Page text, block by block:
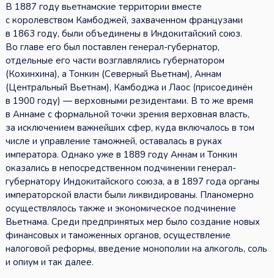
В 1887 году вьетнамские территории вместе
с королевством Камбоджей, захваченном французами
в 1863 году, были объединены в Индокитайский союз.
Во главе его был поставлен генерал-губернатор,
отдельные его части возглавлялись губернатором
(Кохинхина), а Тонкин (Северный Вьетнам), Аннам
(Центральный Вьетнам), Камбоджа и Лаос (присоединён
в 1900 году) — верховными резидентами. В то же время
в Аннаме с формальной точки зрения верховная власть,
за исключением важнейших сфер, куда включалось в том
числе и управление таможней, оставалась в руках
императора. Однако уже в 1889 году Аннам и Тонкин
оказались в непосредственном подчинении генерал-
губернатору Индокитайского союза, а в 1897 года органы
императорской власти были ликвидированы. Планомерно
осуществлялось также и экономическое подчинение
Вьетнама. Среди предпринятых мер было создание новых
финансовых и таможенных органов, осуществление
налоговой реформы, введение монополии на алкоголь, соль
и опиум и так далее.